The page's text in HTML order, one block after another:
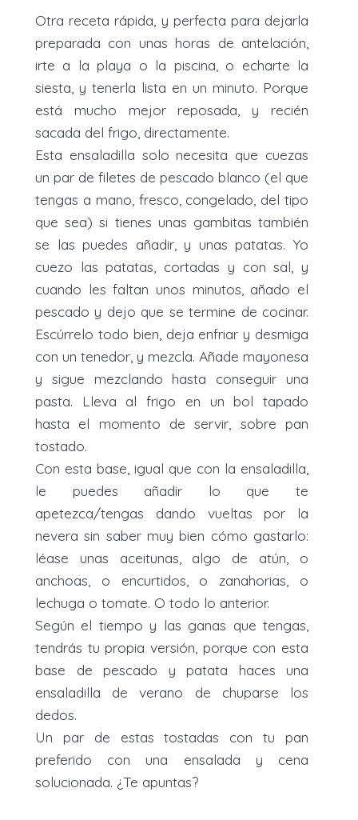
Otra receta rápida, y perfecta para dejarla
preparada con unas horas de antelación,
irte a la playa o la piscina, o echarte la
siesta, y tenerla lista en un minuto. Porque
está mucho mejor reposada, y recién
sacada del frigo, directamente.
Esta ensaladilla solo necesita que cuezas
un par de filetes de pescado blanco (el que
tengas a mano, fresco, congelado, del tipo
que sea) si tienes unas gambitas también
se las puedes añadir, y unas patatas. Yo
cuezo las patatas, cortadas y con sal, y
cuando les faltan unos minutos, añado el
pescado y dejo que se termine de cocinar.
Escúrrelo todo bien, deja enfriar y desmiga
con un tenedor, y mezcla. Añade mayonesa
y sigue mezclando hasta conseguir una
pasta. Lleva al frigo en un bol tapado
hasta el momento de servir, sobre pan
tostado.
Con esta base, igual que con la ensaladilla,
le puedes añadir lo que te
apetezca/tengas dando vueltas por la
nevera sin saber muy bien cómo gastarlo:
léase unas aceitunas, algo de atún, o
anchoas, o encurtidos, o zanahorias, o
lechuga o tomate. O todo lo anterior.
Según el tiempo y las ganas que tengas,
tendrás tu propia versión, porque con esta
base de pescado y patata haces una
ensaladilla de verano de chuparse los
dedos.
Un par de estas tostadas con tu pan
preferido con una ensalada y cena
solucionada. ¿Te apuntas?